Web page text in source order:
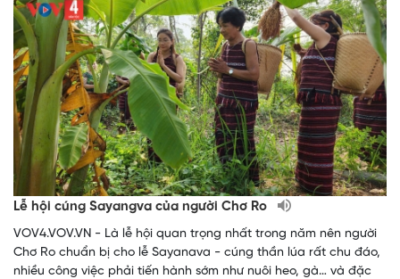
Lễ hội cúng Sayangva của người Chơ Ro
VOV4.VOV.VN - Là lễ hội quan trọng nhất trong năm nên người
Chơ Ro chuẩn bị cho lễ Sayanava - cúng thần lúa rất chu đáo,
nhiều công việc phải tiến hành sớm như nuôi heo, gà… và đặc